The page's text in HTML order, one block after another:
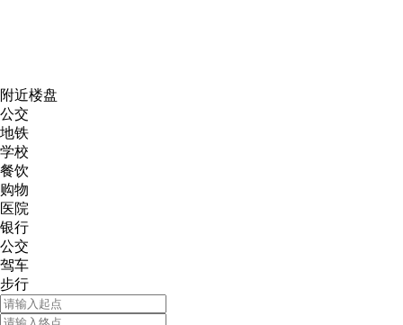
附近楼盘
公交
地铁
学校
餐饮
购物
医院
银行
公交
驾车
步行